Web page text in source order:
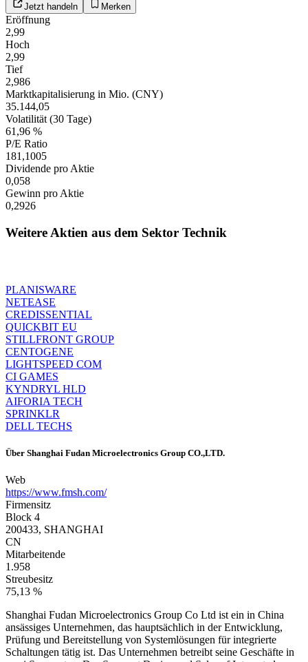
Jetzt handeln Merken
Eröffnung
2,99
Hoch
2,99
Tief
2,986
Marktkapitalisierung in Mio. (CNY)
35.144,05
Volatilität (30 Tage)
61,96 %
P/E Ratio
181,1005
Dividende pro Aktie
0,058
Gewinn pro Aktie
0,2926
Weitere Aktien aus dem Sektor Technik
PLANISWARE
NETEASE
CREDISSENTIAL
QUICKBIT EU
STILLFRONT GROUP
CENTOGENE
LIGHTSPEED COM
CI GAMES
KYNDRYL HLD
AIFORIA TECH
SPRINKLR
DELL TECHS
Über Shanghai Fudan Microelectronics Group CO.,LTD.
Web
https://www.fmsh.com/
Firmensitz
Block 4
200433, SHANGHAI
CN
Mitarbeitende
1.958
Streubesitz
75,13 %
Shanghai Fudan Microelectronics Group Co Ltd ist ein in China
ansässiges Unternehmen, das hauptsächlich in der Entwicklung,
Prüfung und Bereitstellung von Systemlösungen für integrierte
Schaltungen tätig ist. Das Unternehmen betreibt seine Geschäfte in